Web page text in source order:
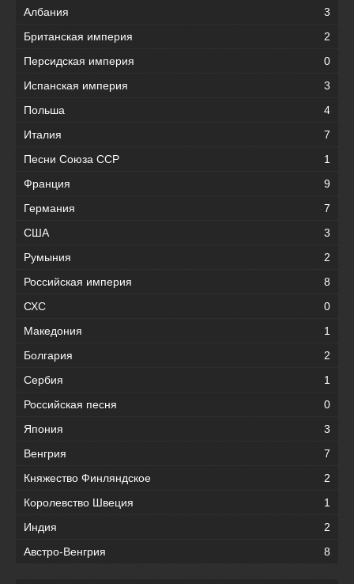
Албания
3
Британская империя
2
Персидская империя
0
Испанская империя
3
Польша
4
Италия
7
Песни Союза ССР
1
Франция
9
Германия
7
США
3
Румыния
2
Российская империя
8
СХС
0
Македония
1
Болгария
2
Сербия
1
Российская песня
0
Япония
3
Венгрия
7
Княжество Финляндское
2
Королевство Швеция
1
Индия
2
Австро-Венгрия
8